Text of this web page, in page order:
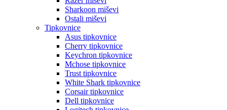
Sharkoon miševi
Ostali miševi
Tipkovnice
Asus tipkovnice
Cherry tipkovnice
Keychron tipkovnice
Mchose tipkovnice
Trust tipkovnice
White Shark tipkovnice
Corsair tipkovnice
Dell tipkovnice